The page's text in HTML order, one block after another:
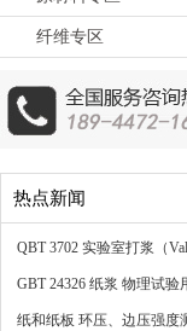
纤维专区
热点新闻
QBT 3702 实验室打浆（
法
GBT 24326 纸浆 物理试验
的制备 快速凯塞法
纸和纸板 环压、边压强度